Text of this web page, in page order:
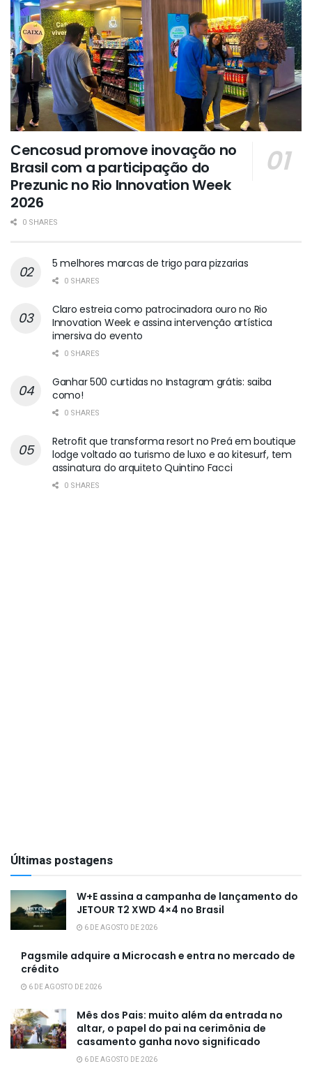
Cencosud promove inovação no
Brasil com a participação do
Prezunic no Rio Innovation Week
2026
0 SHARES
5 melhores marcas de trigo para pizzarias
0 SHARES
Claro estreia como patrocinadora ouro no Rio
Innovation Week e assina intervenção artística
imersiva do evento
0 SHARES
Ganhar 500 curtidas no Instagram grátis: saiba
como!
0 SHARES
Retrofit que transforma resort no Preá em boutique
lodge voltado ao turismo de luxo e ao kitesurf, tem
assinatura do arquiteto Quintino Facci
0 SHARES
Últimas postagens
W+E assina a campanha de lançamento do
JETOUR T2 XWD 4×4 no Brasil
6 DE AGOSTO DE 2026
Pagsmile adquire a Microcash e entra no mercado de
crédito
6 DE AGOSTO DE 2026
Mês dos Pais: muito além da entrada no
altar, o papel do pai na cerimônia de
casamento ganha novo significado
6 DE AGOSTO DE 2026